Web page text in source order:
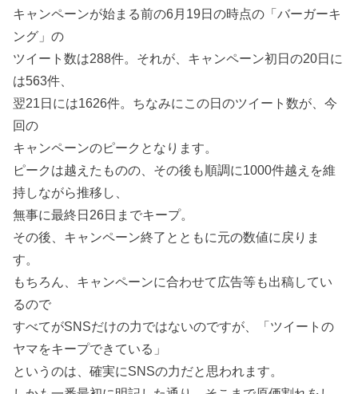
キャンペーンが始まる前の6月19日の時点の「バーガーキ
ング」の
ツイート数は288件。それが、キャンペーン初日の20日に
は563件、
翌21日には1626件。ちなみにこの日のツイート数が、今
回の
キャンペーンのピークとなります。
ピークは越えたものの、その後も順調に1000件越えを維
持しながら推移し、
無事に最終日26日までキープ。
その後、キャンペーン終了とともに元の数値に戻りま
す。
もちろん、キャンペーンに合わせて広告等も出稿してい
るので
すべてがSNSだけの力ではないのですが、「ツイートの
ヤマをキープできている」
というのは、確実にSNSの力だと思われます。